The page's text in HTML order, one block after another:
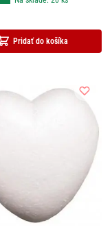
Pridať do košíka